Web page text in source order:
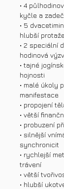
• 4
kyčle a
• 5
hlubší
• 2 speciální
hodinová
• tajné
hojnosti
• malé úkoly
manifestace
• propojení
• větší
• probuzení
• silnější
synchronicit
• rychlejší
trávení
• větší
• hlubší